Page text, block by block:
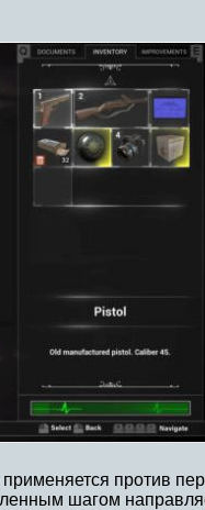
против
шагом